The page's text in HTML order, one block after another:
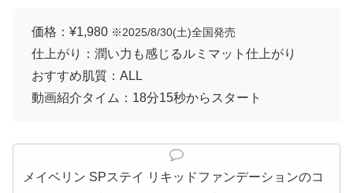
価格：¥1,980 ※2025/8/30(土)全国発売
仕上がり：潤い力も感じるルミマット仕上がり
おすすめ肌質：ALL
動画紹介タイム：18分15秒からスタート
メイベリン SPステイ リキッドファンデーションのコ